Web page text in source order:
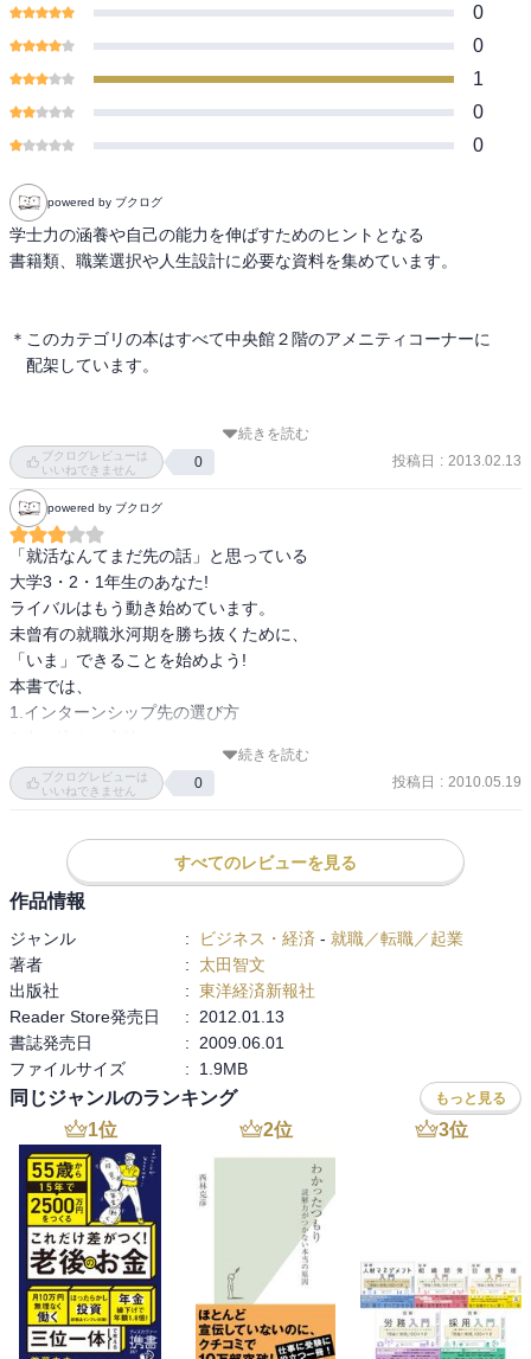
0
0
1
0
0
powered by ブクログ
学士力の涵養や自己の能力を伸ばすためのヒントとなる
書籍類、職業選択や人生設計に必要な資料を集めています。
＊このカテゴリの本はすべて中央館２階のアメニティコーナーに
配架しています。
貸出中のときは予約もできます♪
（鹿大の蔵書検索画面にとびます）
〔所蔵情報〕⇒　http://catalog.lib.kagoshima-
u.ac.jp/opc/xc/search?keys=11112106361
続きを読む
ブクログレビューは
いいねできません
0 投稿日 : 2013.02.13
powered by ブクログ
「就活なんてまだ先の話」と思っている
大学3・2・1年生のあなた!
ライバルはもう動き始めています。
未曾有の就職氷河期を勝ち抜くために、
「いま」できることを始めよう!
本書では、
1.インターンシップ先の選び方
3.インターンシップで「やりたい仕事」を見つける方法
4.劇的に「成長」できるインターンシップへの参加方法
を徹底的に解説します。
本書を読んでインターンシップに参加すれば、
就活を圧倒的に有利に進めることができます。
インターンシップに参加しますか？
各業界のインターンシップについてではなく、
インターンシップ全体について書かれています。
インターンシップだけでなく、何事にも目的意識を
持って取り組むことが大切なんだと感じました。
本書では計画（Plan）→実行（Do）→見直す（See）の
ＰＤＳサイクルが推奨されていますが、
個人的には計画（Plan）→実行（Do）→評価→（Check）
→改善（Act）のＰＤＣＡサイクルのほうが
成長できるのでは？と思いました。
続きを読む
ブクログレビューは
いいねできません
0 投稿日 : 2010.05.19
すべてのレビューを見る
作品情報
ジャンル : ビジネス・経済 - 就職／転職／起業
著者
:
太田智文
出版社
: 東洋経済新報社
Reader Store発売日
:
2012.01.13
書誌発売日
:
2009.06.01
ファイルサイズ
: 1.9MB
同じジャンルのランキング もっと見る
1位 2位 3位